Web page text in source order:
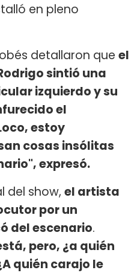
en pleno
detallaron que el
sintió una
izquierdo y su
el
estoy
cosas insólitas
expresó.
del show, el artista
por un
del escenario.
pero, ¿a quién
quién carajo le